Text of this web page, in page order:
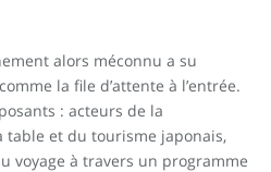
alors méconnu a su
la file d’attente à l’entrée.
: acteurs de la
table et du tourisme japonais,
voyage à travers un programme